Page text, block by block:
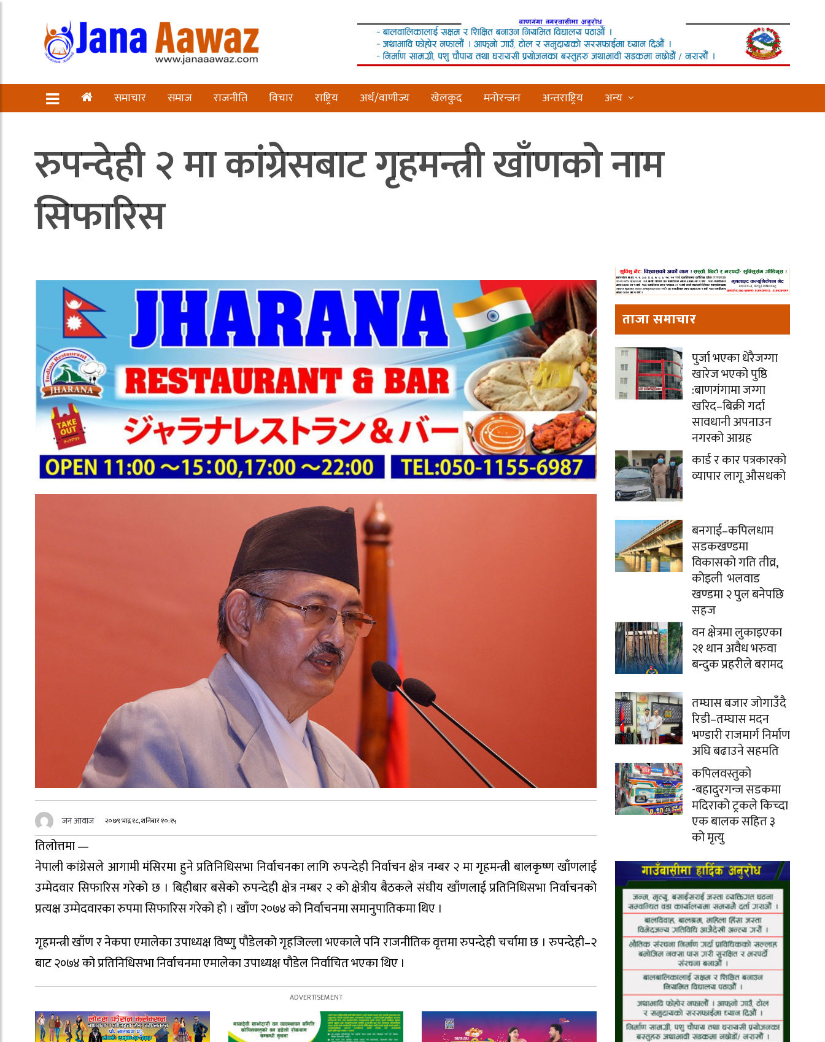
समाचार समाज राजनीति विचार राष्ट्रिय अर्थ/वाणीज्य खेलकुद मनोरन्जन अन्तराष्ट्रिय अन्य
रुपन्देही २ मा कांग्रेसबाट गृहमन्त्री खाँणको नाम
सिफारिस
जन आवाज २०७९ भाद्र १८, शनिबार १०:१५
तिलोत्तमा —
नेपाली कांग्रेसले आगामी मंसिरमा हुने प्रतिनिधिसभा निर्वाचनका लागि रुपन्देही निर्वाचन क्षेत्र नम्बर २ मा गृहमन्त्री बालकृष्ण खाँणलाई
उम्मेदवार सिफारिस गरेको छ । बिहीबार बसेको रुपन्देही क्षेत्र नम्बर २ को क्षेत्रीय बैठकले संघीय खाँणलाई प्रतिनिधिसभा निर्वाचनको
प्रत्यक्ष उम्मेदवारका रुपमा सिफारिस गरेको हो । खाँण २०७४ को निर्वाचनमा समानुपातिकमा थिए ।
गृहमन्त्री खाँण र नेकपा एमालेका उपाध्यक्ष विष्णु पौडेलको गृहजिल्ला भएकाले पनि राजनीतिक वृत्तमा रुपन्देही चर्चामा छ । रुपन्देही–२
बाट २०७४ को प्रतिनिधिसभा निर्वाचनमा एमालेका उपाध्यक्ष पौडेल निर्वाचित भएका थिए ।
ताजा समाचार
पुर्जा भएका धेरैजग्गा
खारेज भएको पुष्ठि
:बाणगंगामा जग्गा
खरिद–बिक्री गर्दा
सावधानी अपनाउन
नगरको आग्रह
कार्ड र कार पत्रकारको
व्यापार लागू औसधको
बनगाई–कपिलधाम
सडकखण्डमा
विकासको गति तीव्र,
कोइली भलवाड
खण्डमा २ पुल बनेपछि
सहज
वन क्षेत्रमा लुकाइएका
२१ थान अवैध भरुवा
बन्दुक प्रहरीले बरामद
तम्घास बजार जोगाउँदै
रिडी–तम्घास मदन
भण्डारी राजमार्ग निर्माण
अघि बढाउने सहमति
कपिलवस्तुको
-बहादुरगन्ज सडकमा
मदिराको ट्रकले किच्दा
एक बालक सहित ३
को मृत्यु